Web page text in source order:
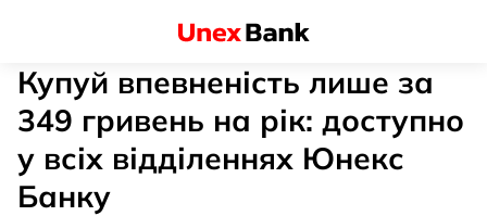
Купуй впевненість лише за
349 гривень на рік: доступно
у всіх відділеннях Юнекс
Банку